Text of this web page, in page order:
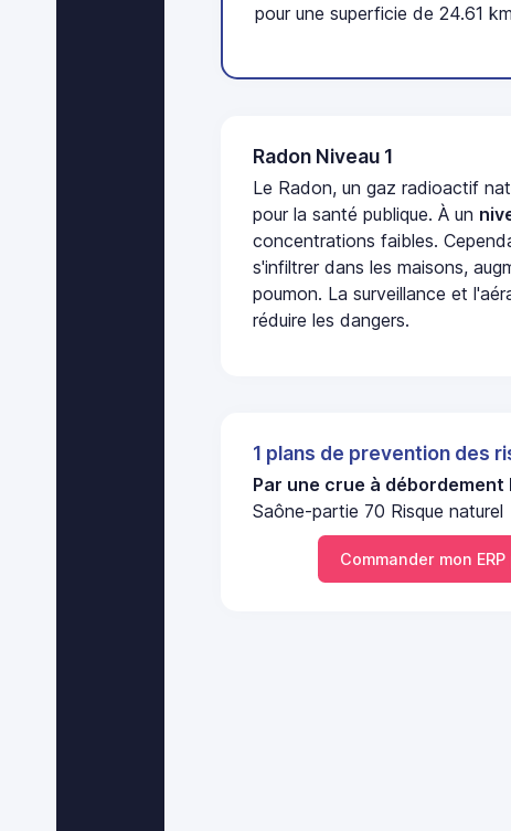
pour une superficie de 24.61
Radon Niveau 1
Le Radon, un gaz radioactif
pour la santé publique. À un
concentrations faibles.
s'infiltrer dans les maisons,
poumon. La surveillance et
réduire les dangers.
1 plans de prevention des
Par une crue à
Saône-partie 70 Risque naturel
Commander mon ERP